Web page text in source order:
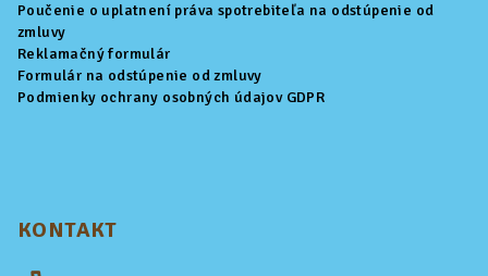
Poučenie o uplatnení práva spotrebiteľa na odstúpenie od
zmluvy
Reklamačný formulár
Formulár na odstúpenie od zmluvy
Podmienky ochrany osobných údajov GDPR
KONTAKT